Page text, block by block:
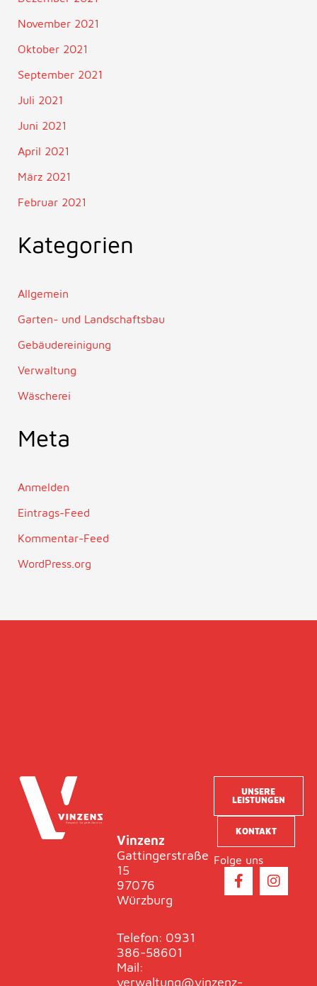
November 2021
Oktober 2021
September 2021
Juli 2021
Juni 2021
April 2021
März 2021
Februar 2021
Kategorien
Allgemein
Garten- und Landschaftsbau
Gebäudereinigung
Verwaltung
Wäscherei
Meta
Anmelden
Eintrags-Feed
Kommentar-Feed
WordPress.org
Vinzenz
Gattingerstraße
15
97076
Würzburg
Telefon: 0931
386-58601
Mail:
verwaltung@vinzenz-
UNSERE
LEISTUNGEN
KONTAKT
Folge uns
F
a
I
n